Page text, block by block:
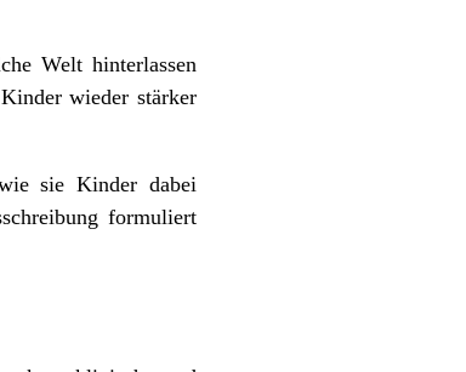
Welt hinterlassen
wieder stärker
sie Kinder dabei
formuliert